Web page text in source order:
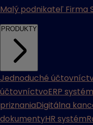
Malý podnikateľ Firma
PRODUKTY
Jednoduché
účtovníctvoERP systém
priznaniaDigitálna
dokumentyHR systém